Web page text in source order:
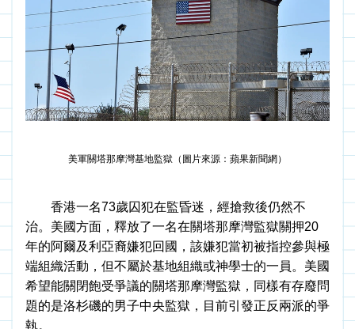
美軍關塔那摩灣基地監獄（圖片來源：蘋果新聞網）
香港一名73歲囚犯在監昏迷，經搶救後仍然不
治。美國方面，釋放了一名在關塔那摩灣監獄關押20
年的阿爾及利亞裔嫌犯回國，該嫌犯當初被指控參與極
端組織活動，但不屬於基地組織或神學士的一員。美國
希望能關閉飽受爭議的關塔那摩灣監獄，同樣有存廢問
題的是洛杉磯的男子中央監獄，目前引發正反兩派的爭
執。